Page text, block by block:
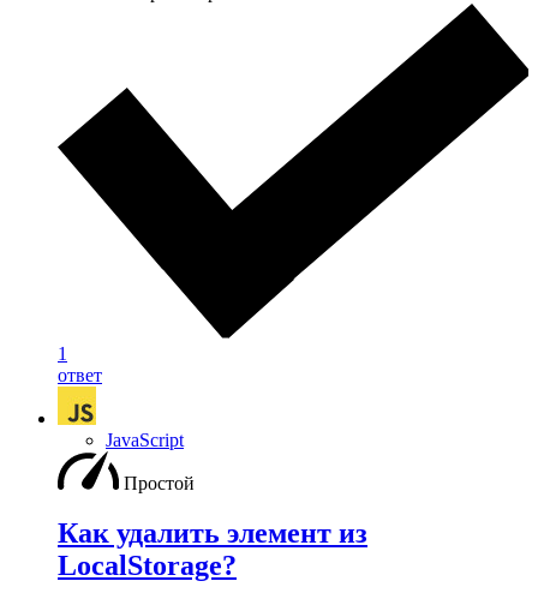
1
ответ
JavaScript
Простой
Как удалить элемент из
LocalStorage?